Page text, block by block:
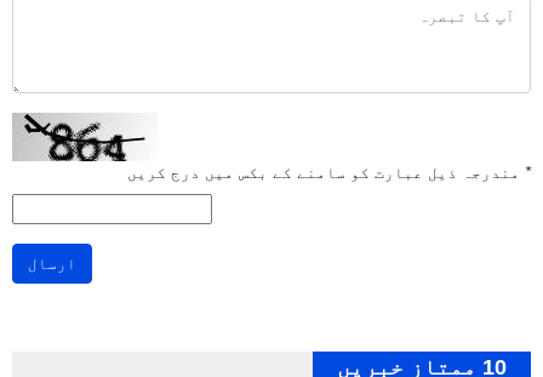
* مندرجہ ذیل عبارت کو سامنے کے بکس میں درج کریں
ارسال
10 ممتاز خبریں